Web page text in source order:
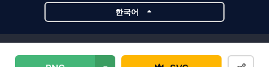
한국어